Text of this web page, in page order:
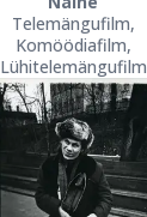
Telemängufilm,
Komöödiafilm,
Lühitelemängufilm